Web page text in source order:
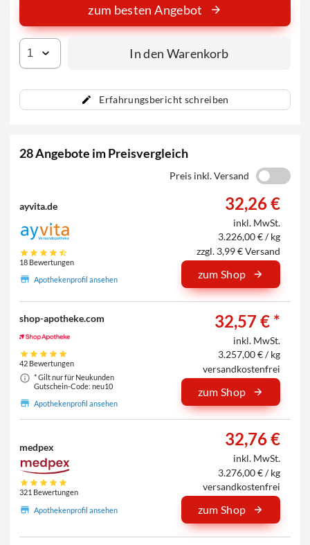
Erfahrungsbericht schreiben
zum besten Angebot
In den Warenkorb
28 Angebote im Preisvergleich
Preis inkl. Versand
ayvita.de
18 Bewertungen
Apothekenprofil ansehen
32,26 €
inkl. MwSt.
3.226,00 € / kg
zzgl. 3,99 € Versand
zum Shop
shop-apotheke.com
42 Bewertungen
* Gilt nur für Neukunden
Gutschein-Code: neu10
Apothekenprofil ansehen
32,57 € *
inkl. MwSt.
3.257,00 € / kg
versandkostenfrei
zum Shop
medpex
321 Bewertungen
Apothekenprofil ansehen
32,76 €
inkl. MwSt.
3.276,00 € / kg
versandkostenfrei
zum Shop